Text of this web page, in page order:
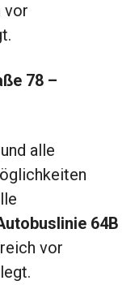
vor
78 –
alle
64B
vor